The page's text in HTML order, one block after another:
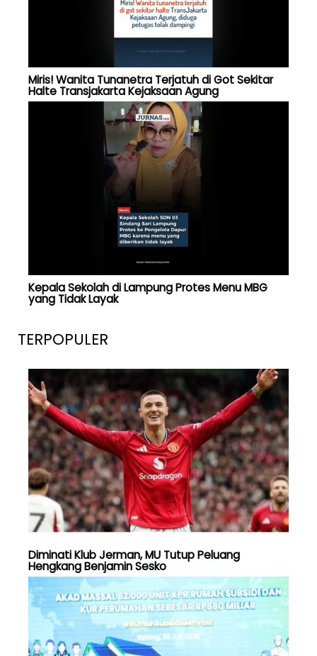
Miris! Wanita Tunanetra Terjatuh di Got Sekitar
Halte Transjakarta Kejaksaan Agung
Kepala Sekolah di Lampung Protes Menu MBG
yang Tidak Layak
TERPOPULER
Diminati Klub Jerman, MU Tutup Peluang
Hengkang Benjamin Sesko